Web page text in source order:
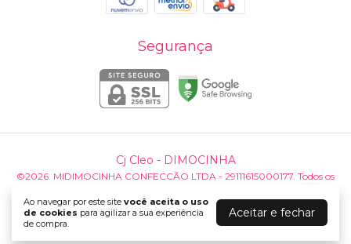
Ao navegar por este site você aceita o uso
de cookies para agilizar a sua experiência
de compra.
Aceitar e fechar
Segurança
Cj Cleo - DIMOCINHA
©2026. MIDIMOCINHA CONFECCÃO LTDA - 29111615000177. Todos os